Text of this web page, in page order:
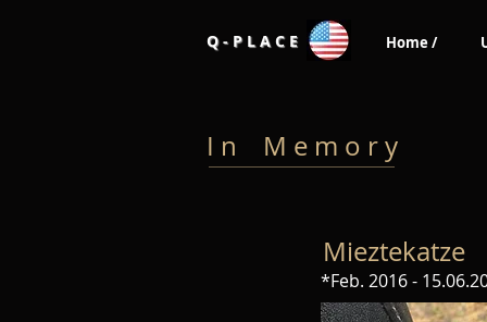
Q - P L A C E Home /
I n M e m o r y
Mieztekatze
*Feb. 2016 -